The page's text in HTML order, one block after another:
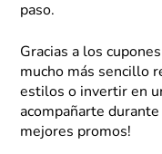
paso.
Gracias a los
mucho más sencillo
estilos o invertir en
acompañarte
mejores promos!